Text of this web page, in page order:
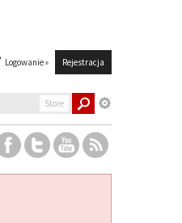
Logowanie » Rejestracja
Store